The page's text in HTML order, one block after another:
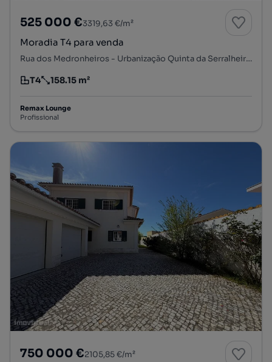
525 000 €3319,63 €/m²
Moradia T4 para venda
Rua dos Medronheiros - Urbanização Quinta da Serralheira, Gâmbia-Pontes-Alto da Guerra, Setúbal, Setúbal
Tipologia
T4
Preço por metro quadrado
158.15 m²
Remax Lounge
Profissional
750 000 €2105,85 €/m²